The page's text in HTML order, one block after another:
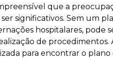
que a
significativos. Sem um
hospitalares, pode
de procedimentos.
para encontrar o